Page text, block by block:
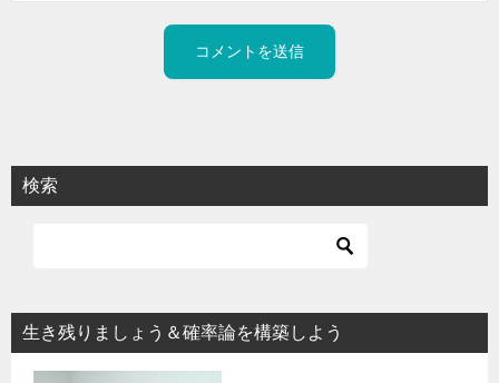
検索
生き残りましょう＆確率論を構築しよう